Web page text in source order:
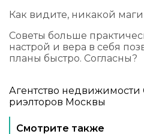
Как видите, никакой
Советы больше
настрой и вера в себя
планы быстро. Согласны?
Агентство
риэлторов Москвы
Смотрите также